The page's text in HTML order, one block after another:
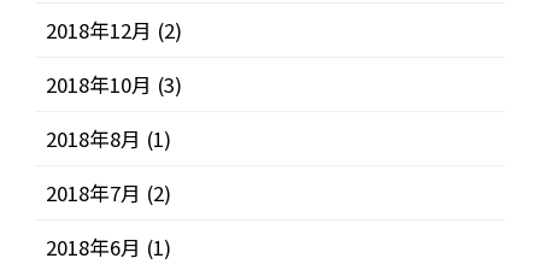
2018年12月 (2)
2018年10月 (3)
2018年8月 (1)
2018年7月 (2)
2018年6月 (1)